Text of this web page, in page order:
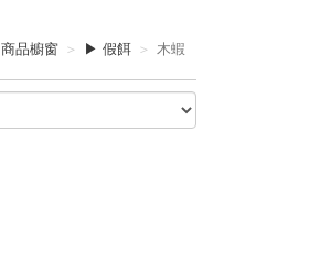
商品櫥窗 ▶ 假餌 木蝦